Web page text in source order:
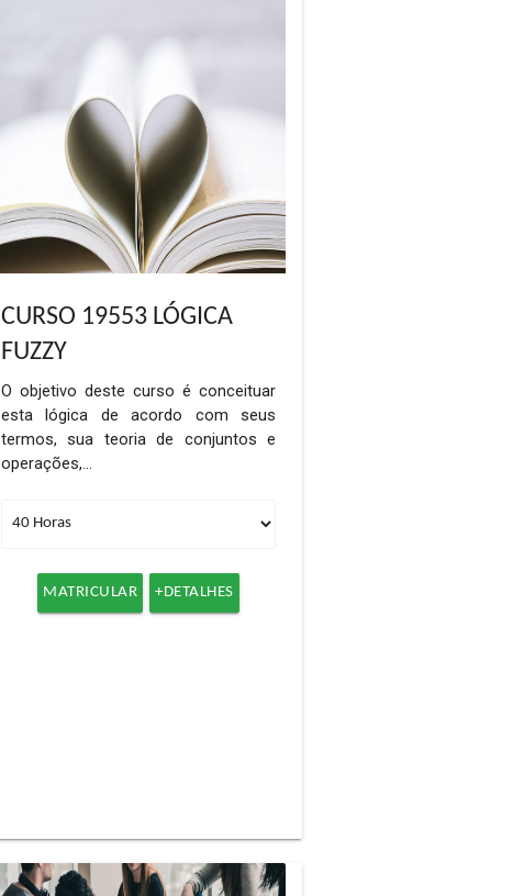
CURSO 19553 LÓGICA
FUZZY
O objetivo deste curso é conceituar
esta lógica de acordo com seus
termos, sua teoria de conjuntos e
operações,…
MATRICULAR +DETALHES